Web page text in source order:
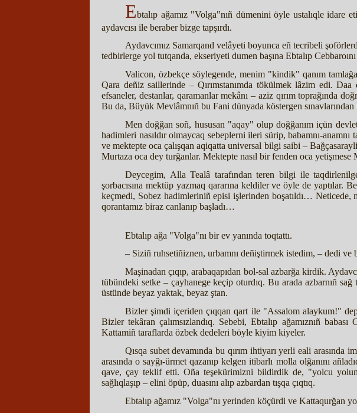
Ebtalıp ağamız "Volga"nıñ dümenini öyle ustalıqle idare
aydavcısı ile beraber bizge tapşırdı.
Aydavcımız Samarqand velâyeti boyunca eñ tecribeli
tedbirlerge yol tutqanda, ekseriyeti dumen başına Ebtalıp
Valicon, özbekçe söylegende, menim "kindik" qanım
Qara deñiz saillerinde – Qırımstanımda tökülmek lâzim edi.
efsaneler, destanlar, qaramanlar mekânı – aziz qırım toprağında
Bu da, Büyük Mevlâmnıñ bu Fani dünyada köstergen sınavlarından
Men doğğan soñ, hususan "aqay" olup doğğanım içün
hadimleri nasıldır olmaycaq sebeplerni ileri sürip, babamnı-
ve mektepte oca çalışqan aqiqatta universal bilgi saibi –
Murtaza oca dey turğanlar. Mektepte nasıl bir fenden oca
Deycegim, Alla Tealâ tarafından teren bilgi ile
şorbacısına mektüp yazmaq qararına keldiler ve öyle de yaptılar.
keçmedi, Sobez hadimleriniñ episi işlerinden boşatıldı… Neticede,
qorantamız biraz canlanıp başladı…
Ebtalıp ağa "Volga"nı bir ev yanında toqtattı.
– Siziñ ruhsetiñiznen, urbamnı deñiştirmek istedim, – dedi ve
Maşinadan çıqıp, arabaqapıdan bol-sal azbarğa kirdik.
tübündeki setke – çayhanege keçip oturdıq. Bu arada azbarnıñ sağ
üstünde beyaz yaktak, beyaz ştan.
Bizler şimdi içeriden çıqqan qart ile "Assalom alaykum!"
Bizler tekâran çalımsızlandıq. Sebebi, Ebtalıp ağamıznıñ
Kattamiñ taraflarda özbek dedeleri böyle kiyim kiyeler.
Qısqa subet devamında bu qırım ihtiyarı yerli eali
arasında o sayğı-ürmet qazanıp kelgen itibarlı molla olğanını
qave, çay teklif etti. Oña teşekürimizni bildirdik de, "yolcu
sağlıqlaşıp – elini öpüp, duasını alıp azbardan tışqa çıqtıq.
Ebtalıp ağamız "Volga"nı yerinden köçürdi ve Kattaqurğan